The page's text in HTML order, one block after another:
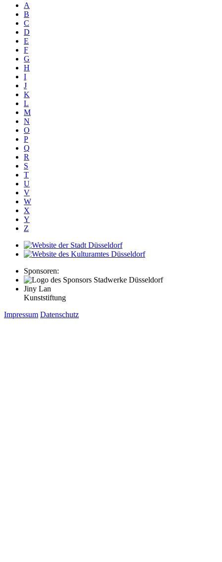
A
B
C
D
E
F
G
H
I
J
K
L
M
N
O
P
Q
R
S
T
U
V
W
X
Y
Z
Sponsoren:
Jiny Lan
Kunststiftung
Impressum Datenschutz